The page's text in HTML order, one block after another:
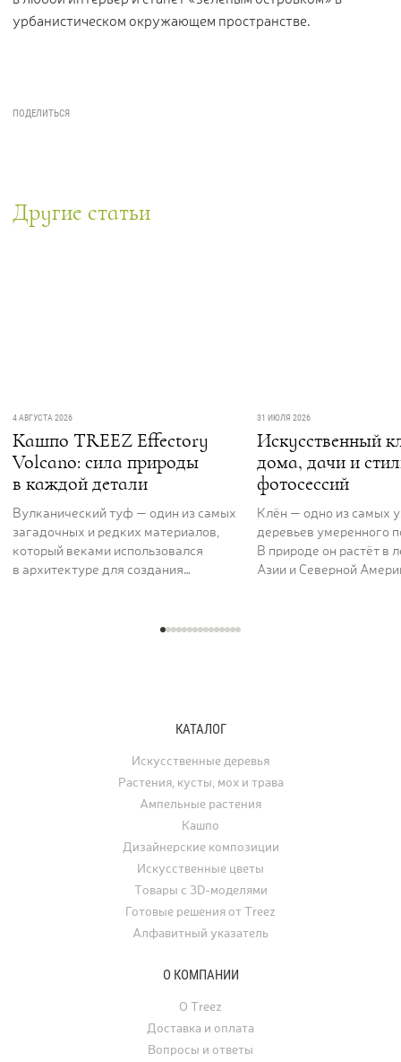
урбанистическом окружающем пространстве.
Другие статьи
4 АВГУСТА 2026
Кашпо TREEZ Effectory
Volcano: сила природы
в каждой детали
Вулканический туф — один из самых
загадочных и редких материалов,
который веками использовался
в архитектуре для создания
фактурная поверхность как будто
туфа, превращая любую композицию
произведение искусства.
31 ИЮЛЯ 2026
Искусственный
дома, дачи и
фотосессий
Клён — одно из самых
деревьев умеренного
В природе он растёт в
Азии и Северной
применяют для
интерьеров.
ресторанов, офисов,
и других мероприятий.
КАТАЛОГ
Искусственные деревья
Растения, кусты, мох и трава
Ампельные растения
Кашпо
Дизайнерские композиции
Искусственные цветы
Товары с 3D-моделями
Готовые решения от Treez
Алфавитный указатель
О КОМПАНИИ
О Treez
Доставка и оплата
Вопросы и ответы